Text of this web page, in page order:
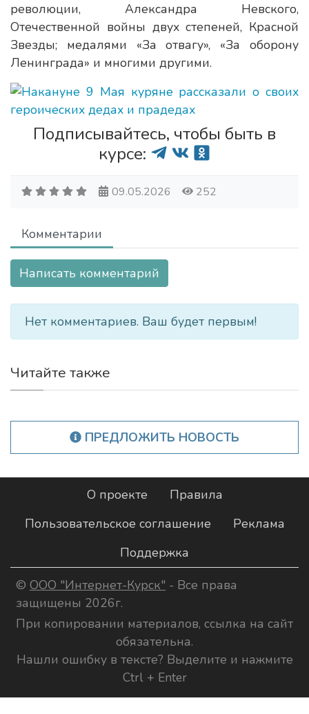
революции, Александра Невского,
Отечественной войны двух степеней, Красной
Звезды; медалями «За отвагу», «За оборону
Ленинграда» и многими другими.
Подписывайтесь, чтобы быть в
курсе:
09.05.2026 252
Комментарии
Написать комментарий
Нет комментариев. Ваш будет первым!
Читайте также
ПРЕДЛОЖИТЬ НОВОСТЬ
О проекте
Правила
Пользовательское соглашение
Реклама
Поддержка
© ООО "Интернет-Курск" - Все права
защищены 2026г.
При копировании материалов, ссылка на сайт
обязательна.
Нашли ошибку в тексте? Выделите и нажмите
Ctrl + Enter